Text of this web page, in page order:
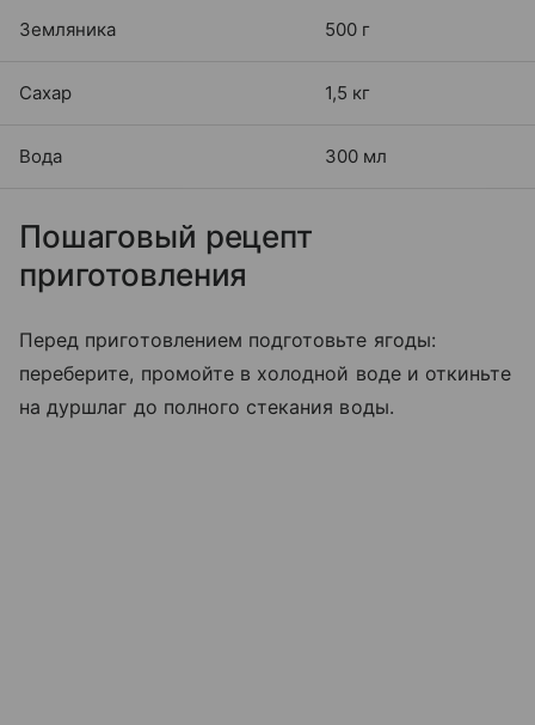
Земляника 500 г
Сахар 1,5 кг
Вода 300 мл
Пошаговый рецепт
приготовления
Перед приготовлением подготовьте ягоды:
переберите, промойте в холодной воде и откиньте
на дуршлаг до полного стекания воды.